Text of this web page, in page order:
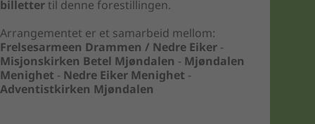
billetter til denne forestillingen.
Arrangementet er et samarbeid mellom:
Frelsesarmeen Drammen / Nedre Eiker -
Misjonskirken Betel Mjøndalen - Mjøndalen
Menighet - Nedre Eiker Menighet -
Adventistkirken Mjøndalen